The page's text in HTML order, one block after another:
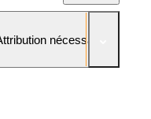
nécessaire